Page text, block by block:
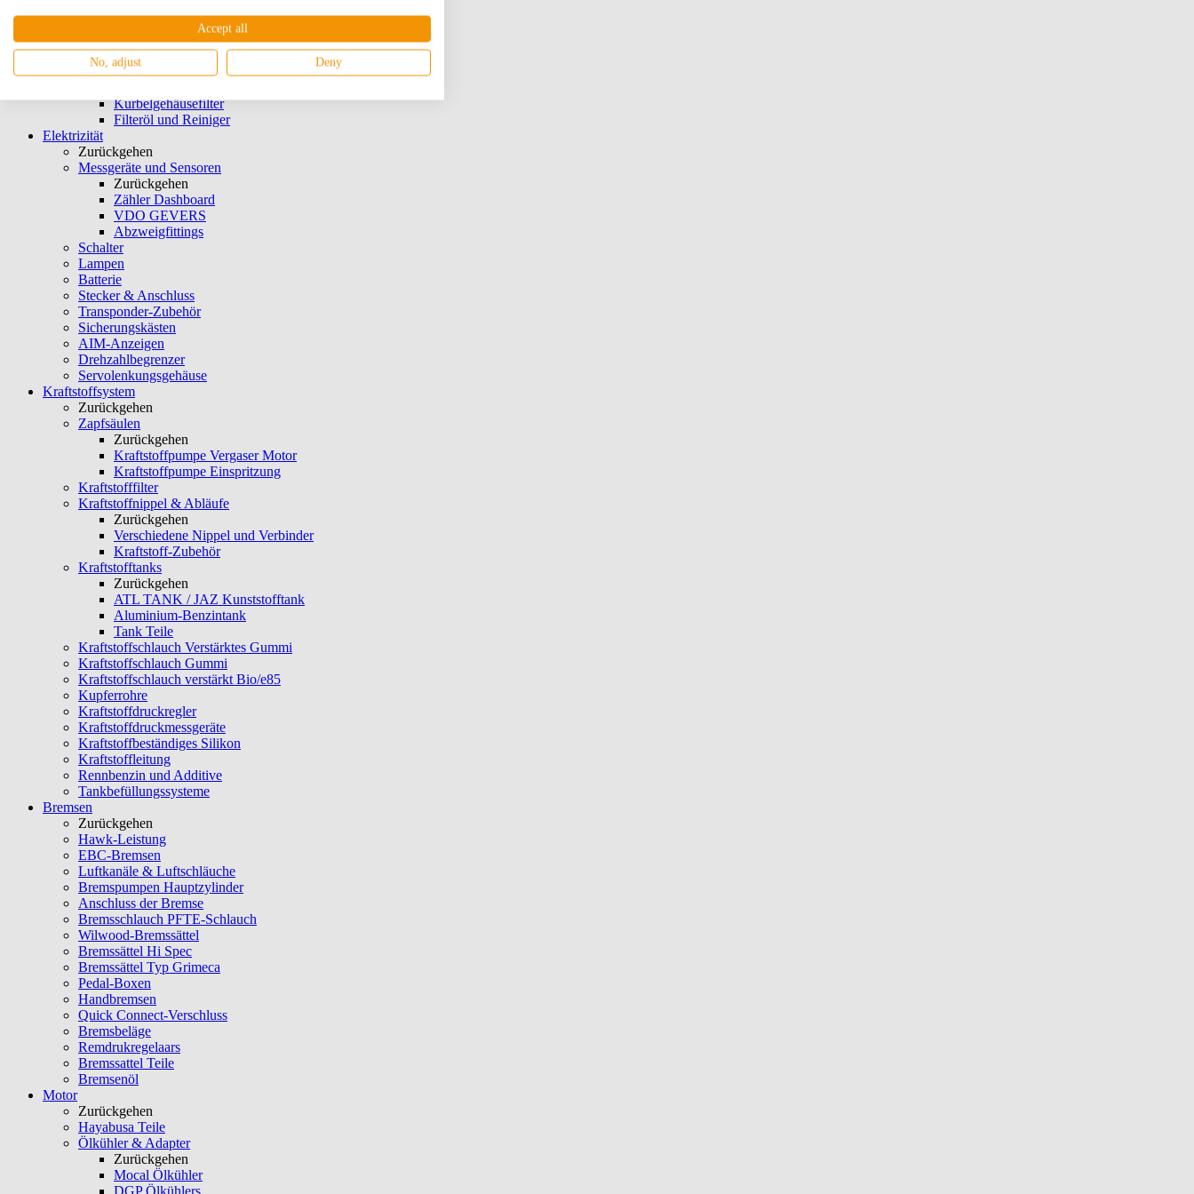
Offene Luftfilter
K&N-Filter
Luftfilter Platte Einlass
Schaumstoffabdeckungen
Kurbelgehäusefilter
Filteröl und Reiniger
Elektrizität
Zurückgehen
Messgeräte und Sensoren
Zurückgehen
Zähler Dashboard
VDO GEVERS
Abzweigfittings
Schalter
Lampen
Batterie
Stecker & Anschluss
Transponder-Zubehör
Sicherungskästen
AIM-Anzeigen
Drehzahlbegrenzer
Servolenkungsgehäuse
Kraftstoffsystem
Zurückgehen
Zapfsäulen
Zurückgehen
Kraftstoffpumpe Vergaser Motor
Kraftstoffpumpe Einspritzung
Kraftstofffilter
Kraftstoffnippel & Abläufe
Zurückgehen
Verschiedene Nippel und Verbinder
Kraftstoff-Zubehör
Kraftstofftanks
Zurückgehen
ATL TANK / JAZ Kunststofftank
Aluminium-Benzintank
Tank Teile
Kraftstoffschlauch Verstärktes Gummi
Kraftstoffschlauch Gummi
Kraftstoffschlauch verstärkt Bio/e85
Kupferrohre
Kraftstoffdruckregler
Kraftstoffdruckmessgeräte
Kraftstoffbeständiges Silikon
Kraftstoffleitung
Rennbenzin und Additive
Tankbefüllungssysteme
Bremsen
Zurückgehen
Hawk-Leistung
EBC-Bremsen
Luftkanäle & Luftschläuche
Bremspumpen Hauptzylinder
Anschluss der Bremse
Bremsschlauch PFTE-Schlauch
Wilwood-Bremssättel
Bremssättel Hi Spec
Bremssättel Typ Grimeca
Pedal-Boxen
Handbremsen
Quick Connect-Verschluss
Bremsbeläge
Remdrukregelaars
Bremssattel Teile
Bremsenöl
Motor
Zurückgehen
Hayabusa Teile
Ölkühler & Adapter
Zurückgehen
Mocal Ölkühler
DGP Ölkühlers
Accept all
No, adjust Deny